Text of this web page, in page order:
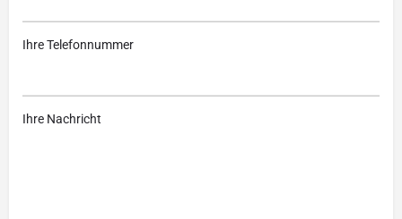
Ihre Telefonnummer
Ihre Nachricht